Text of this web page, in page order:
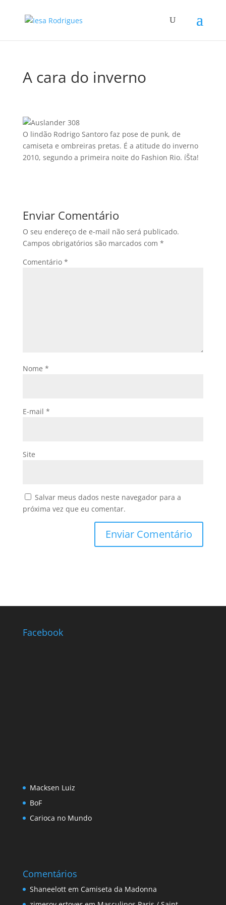
A cara do inverno
O lindão Rodrigo Santoro faz pose de punk, de
camiseta e ombreiras pretas. É a atitude do inverno
2010, segundo a primeira noite do Fashion Rio. íŠta!
Enviar Comentário
O seu endereço de e-mail não será publicado.
Campos obrigatórios são marcados com *
Comentário *
Nome *
E-mail *
Site
Salvar meus dados neste navegador para a
próxima vez que eu comentar.
Facebook
Macksen Luiz
BoF
Carioca no Mundo
Comentários
Shaneelottem Camiseta da Madonna